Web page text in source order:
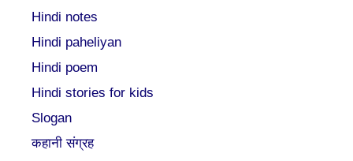
Hindi notes
Hindi paheliyan
Hindi poem
Hindi stories for kids
Slogan
कहानी संग्रह